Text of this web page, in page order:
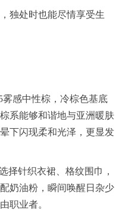
独处时也能尽情享受生
雾感中性棕，冷棕色基底
系能够和谐地与亚洲暖肤
下闪现柔和光泽，更显发
针织衣裙、格纹围巾，
奶油粉，瞬间唤醒日杂少
职业者。